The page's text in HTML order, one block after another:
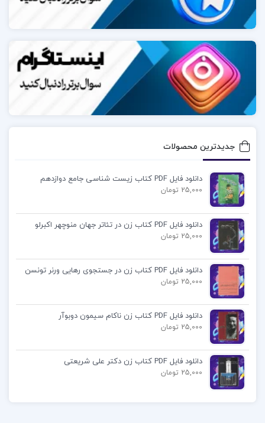
به دلیل تحلیل‌های دقیق و علمی خود در زمینه نظریات
خود تلاش کرده است تا با ارائه دیدگاه‌های نوآورانه و
بررسی‌های جامع، به درک عمیق‌تری از نظریات فروید و
تأثیرات آن‌ها بر روانشناسی مدرن کمک کند.کتاب
زیگموند فروید یکی از آثار برجسته اوست که در آن به
بررسی زندگی شخصی و حرفه‌ای فروید، نظریات او درباره
ناخودآگاه، رؤیاها و ساختار روان پرداخته است.ماهونی در
فروید بر شکل‌گیری نظریات او می‌پردازد و ارتباط میان
تجربیات شخصی و حرفه‌ای این بنیان‌گذار روانکاوی را
آشکار می‌سازد.
پتریک جی.ماهونی
کتاب زیگموند فروید پاتریک جی ماهونی دانلود PDF
رمان دونی
زیگموند فروید
جدیدترین محصولات
دانلود فایل PDF کتاب زیست شناسی جامع دوازدهم
25,000 تومان
دانلود فایل PDF کتاب زن در تئاتر جهان منوچهر اکبرلو
25,000 تومان
دانلود فایل PDF کتاب زن در جستجوی رهایی ورنر تونسن
25,000 تومان
دانلود فایل PDF کتاب زن ناکام سیمون دوبوآر
25,000 تومان
دانلود فایل PDF کتاب زن دکتر علی شریعتی
25,000 تومان